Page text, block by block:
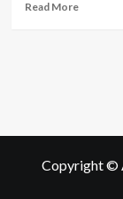
გვაქვს
Read MoreRead
Paladin
შეუკვეთა
Copyright ©